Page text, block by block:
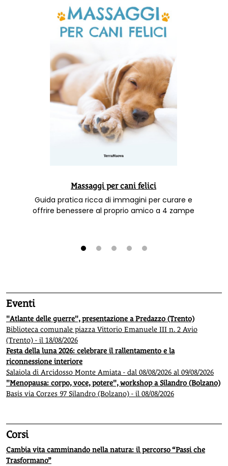
Massaggi per cani felici
Guida pratica ricca di immagini per curare e
offrire benessere al proprio amico a 4 zampe
Eventi
"Atlante delle guerre", presentazione a Predazzo (Trento)
Biblioteca comunale piazza Vittorio Emanuele III n. 2 Avio
(Trento) - il 18/08/2026
Festa della luna 2026: celebrare il rallentamento e la
riconnessione interiore
Salaiola di Arcidosso Monte Amiata - dal 08/08/2026 al 09/08/2026
"Menopausa: corpo, voce, potere", workshop a Silandro (Bolzano)
Basis via Corzes 97 Silandro (Bolzano) - il 08/08/2026
Corsi
Cambia vita camminando nella natura: il percorso “Passi che
Trasformano”